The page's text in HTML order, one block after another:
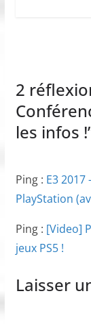
2
les infos !
Ping : E3
PlayStation
Ping : [Video]
jeux PS5 !
Laisser